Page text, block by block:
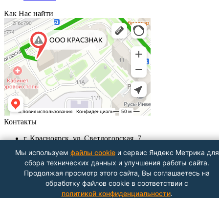
Как Нас найти
Контакты
г. Красноярск, ул. Светлогорская, 7
Пн-Пт с 9.00 - до 18.00
info@krasznak24.ru
Посмотреть на карте
Мы используем файлы cookieи сервис Яндекс Метрика для
сбора технических данных и улучшения работы сайта.
Продолжая просмотр этого сайта, Вы соглашаетесь на
обработку файлов cookie в соответствии с
политикой конфиденциальности.